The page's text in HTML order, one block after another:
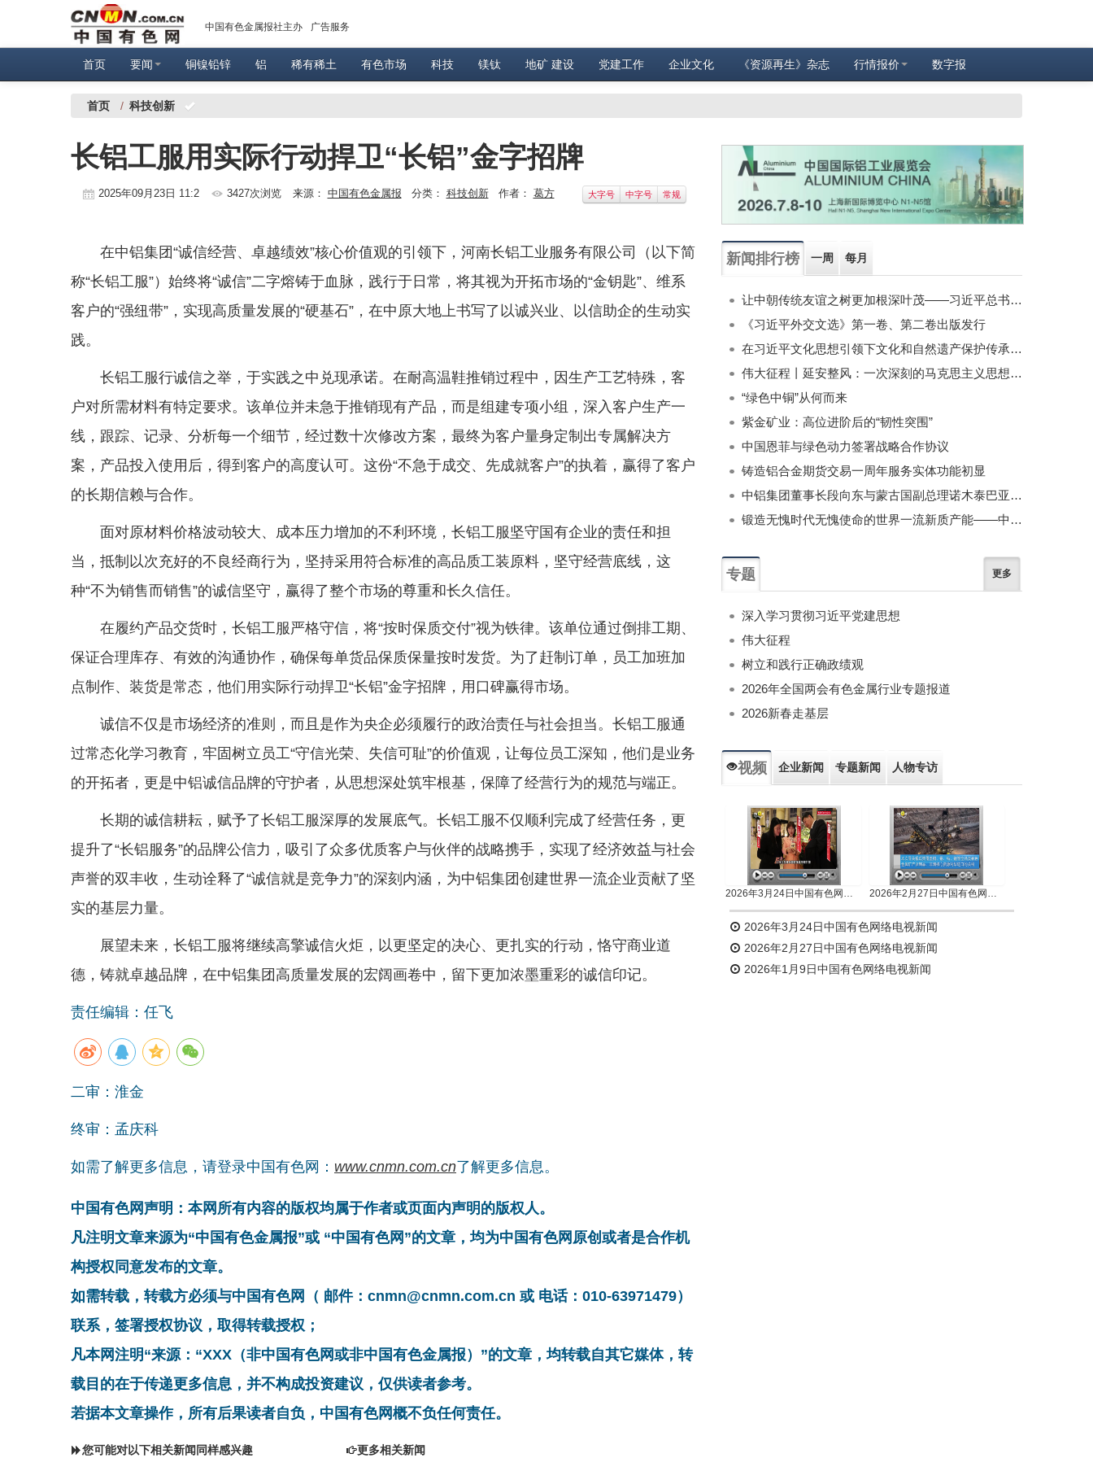
中国有色金属报社主办 广告服务
首页 要闻 铜镍铅锌 铝 稀有稀土 有色市场 科技 镁钛 地矿 建设 党建工作 企业文化 《资源再生》杂志 行情报价 数字报
首页 / 科技创新
长铝工服用实际行动捍卫“长铝”金字招牌
2025年09月23日 11:2 3427次浏览 来源： 中国有色金属报 分类： 科技创新作者： 葛方 大字号 中字号 常规
在中铝集团“诚信经营、卓越绩效”核心价值观的引领下，河南长铝工业服务有限公司（以下简
称“长铝工服”）始终将“诚信”二字熔铸于血脉，践行于日常，将其视为开拓市场的“金钥匙”、维系
客户的“强纽带”，实现高质量发展的“硬基石”，在中原大地上书写了以诚兴业、以信助企的生动实
践。
长铝工服行诚信之举，于实践之中兑现承诺。在耐高温鞋推销过程中，因生产工艺特殊，客
户对所需材料有特定要求。该单位并未急于推销现有产品，而是组建专项小组，深入客户生产一
线，跟踪、记录、分析每一个细节，经过数十次修改方案，最终为客户量身定制出专属解决方
案，产品投入使用后，得到客户的高度认可。这份“不急于成交、先成就客户”的执着，赢得了客户
的长期信赖与合作。
面对原材料价格波动较大、成本压力增加的不利环境，长铝工服坚守国有企业的责任和担
当，抵制以次充好的不良经商行为，坚持采用符合标准的高品质工装原料，坚守经营底线，这
种“不为销售而销售”的诚信坚守，赢得了整个市场的尊重和长久信任。
在履约产品交货时，长铝工服严格守信，将“按时保质交付”视为铁律。该单位通过倒排工期、
保证合理库存、有效的沟通协作，确保每单货品保质保量按时发货。为了赶制订单，员工加班加
点制作、装货是常态，他们用实际行动捍卫“长铝”金字招牌，用口碑赢得市场。
诚信不仅是市场经济的准则，而且是作为央企必须履行的政治责任与社会担当。长铝工服通
过常态化学习教育，牢固树立员工“守信光荣、失信可耻”的价值观，让每位员工深知，他们是业务
的开拓者，更是中铝诚信品牌的守护者，从思想深处筑牢根基，保障了经营行为的规范与端正。
长期的诚信耕耘，赋予了长铝工服深厚的发展底气。长铝工服不仅顺利完成了经营任务，更
提升了“长铝服务”的品牌公信力，吸引了众多优质客户与伙伴的战略携手，实现了经济效益与社会
声誉的双丰收，生动诠释了“诚信就是竞争力”的深刻内涵，为中铝集团创建世界一流企业贡献了坚
实的基层力量。
展望未来，长铝工服将继续高擎诚信火炬，以更坚定的决心、更扎实的行动，恪守商业道
德，铸就卓越品牌，在中铝集团高质量发展的宏阔画卷中，留下更加浓墨重彩的诚信印记。
责任编辑：任飞
二审：淮金
终审：孟庆科
如需了解更多信息，请登录中国有色网： www.cnmn.com.cn了解更多信息。
中国有色网声明：本网所有内容的版权均属于作者或页面内声明的版权人。
凡注明文章来源为“中国有色金属报”或 “中国有色网”的文章，均为中国有色网原创或者是合作机
构授权同意发布的文章。
如需转载，转载方必须与中国有色网（ 邮件：cnmn@cnmn.com.cn 或 电话：010-63971479）
联系，签署授权协议，取得转载授权；
凡本网注明“来源：“XXX（非中国有色网或非中国有色金属报）”的文章，均转载自其它媒体，转
载目的在于传递更多信息，并不构成投资建议，仅供读者参考。
若据本文章操作，所有后果读者自负，中国有色网概不负任何责任。
您可能对以下相关新闻同样感兴趣 更多相关新闻
新闻排行榜 一周 每月
让中朝传统友谊之树更加根深叶茂——习近平总书记对朝鲜进行国事访问纪实
《习近平外交文选》第一卷、第二卷出版发行
在习近平文化思想引领下文化和自然遗产保护传承利用工作开创新局面
伟大征程丨延安整风：一次深刻的马克思主义思想教育运动
“绿色中铜”从何而来
紫金矿业：高位进阶后的“韧性突围”
中国恩菲与绿色动力签署战略合作协议
铸造铝合金期货交易一周年服务实体功能初显
中铝集团董事长段向东与蒙古国副总理诺木泰巴亚尔举行会谈
锻造无愧时代无愧使命的世界一流新质产能——中国有色金属工业的战略应对与破局之道（二）
专题 更多
深入学习贯彻习近平党建思想
伟大征程
树立和践行正确政绩观
2026年全国两会有色金属行业专题报道
2026新春走基层
视频 企业新闻 专题新闻 人物专访
2026年3月24日中国有色网络电视新闻 2026年2月27日中国有色网络电视新闻
2026年3月24日中国有色网络电视新闻
2026年2月27日中国有色网络电视新闻
2026年1月9日中国有色网络电视新闻